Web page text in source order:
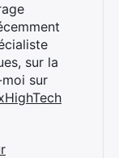
sur la
sur